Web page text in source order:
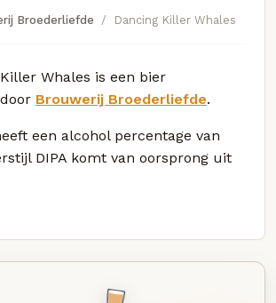
Broederliefde Dancing Killer Whales
Whales is een bier
Brouwerij Broederliefde.
een alcohol percentage van
DIPA komt van oorsprong uit